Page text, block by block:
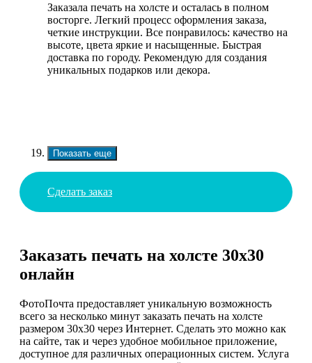
Заказала печать на холсте и осталась в полном
восторге. Легкий процесс оформления заказа,
четкие инструкции. Все понравилось: качество на
высоте, цвета яркие и насыщенные. Быстрая
доставка по городу. Рекомендую для создания
уникальных подарков или декора.
Показать еще
Сделать заказ
Заказать печать на холсте 30х30
онлайн
ФотоПочта предоставляет уникальную возможность
всего за несколько минут заказать печать на холсте
размером 30х30 через Интернет. Сделать это можно как
на сайте, так и через удобное мобильное приложение,
доступное для различных операционных систем. Услуга